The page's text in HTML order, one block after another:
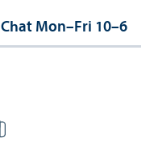
Chat Mon–Fri 10–6